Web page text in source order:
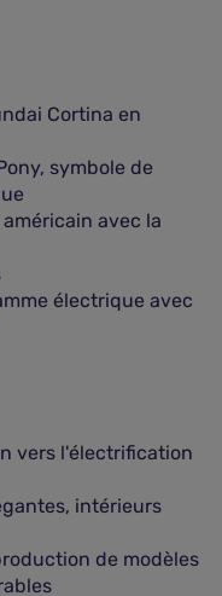
Cortina en
symbole de
avec la
électrique avec
vers l'électrification
intérieurs
de modèles